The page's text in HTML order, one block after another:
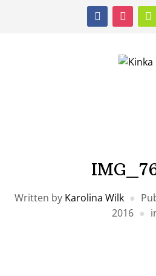
facebookinstagram
cart
Written by Karolina Wilk
2016